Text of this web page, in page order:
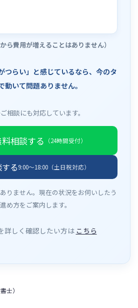
ら費用が増えることはありません）
つらい」と感じているなら、今のタ
動いて問題ありません。
相談にも対応しています。
相談する （24時間受付）
る9:00〜18:00（土日祝対応）
りません。現在の状況をお伺いしたう
め方をご案内します。
詳しく確認したい方は こちら
士）